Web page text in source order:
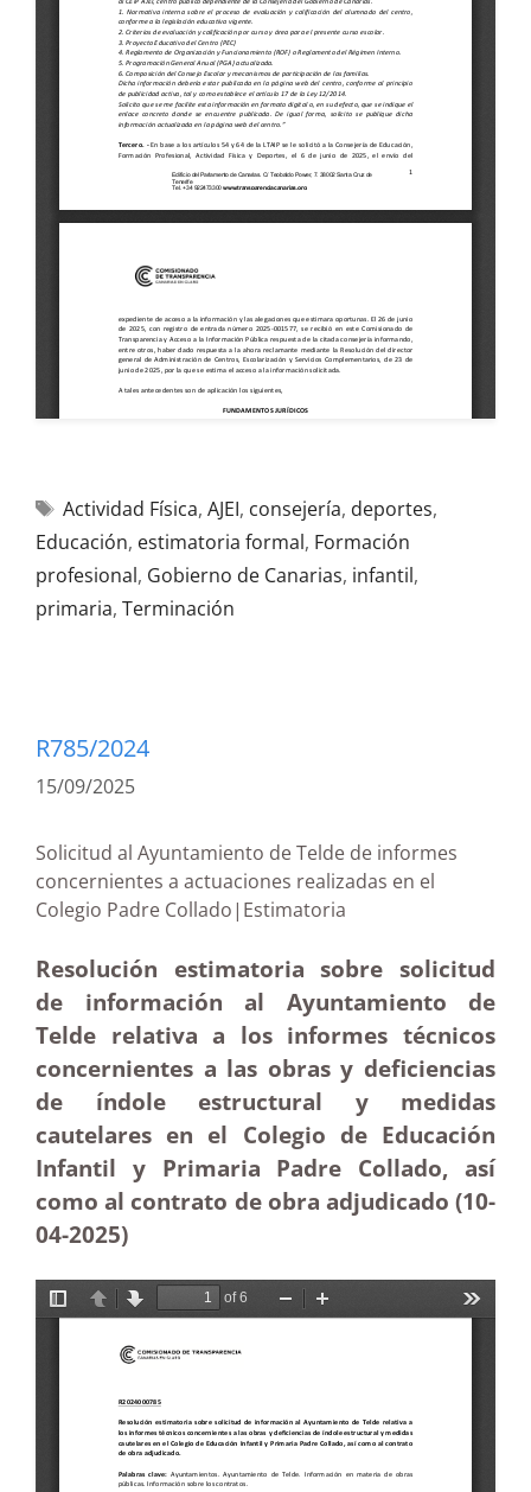
Actividad Física, AJEI, consejería, deportes,
Educación, estimatoria formal, Formación
profesional, Gobierno de Canarias, infantil,
primaria, Terminación
R785/2024
15/09/2025
Solicitud al Ayuntamiento de Telde de informes
concernientes a actuaciones realizadas en el
Colegio Padre Collado|Estimatoria
Resolución estimatoria sobre solicitud
de información al Ayuntamiento de
Telde relativa a los informes técnicos
concernientes a las obras y deficiencias
de índole estructural y medidas
cautelares en el Colegio de Educación
Infantil y Primaria Padre Collado, así
como al contrato de obra adjudicado (10-
04-2025)